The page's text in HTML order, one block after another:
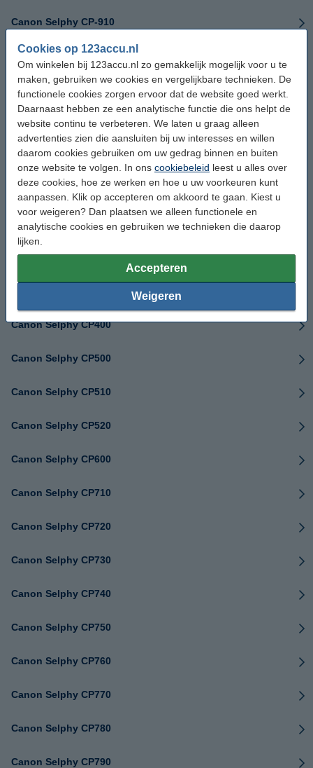
Cookies op 123accu.nl
Om winkelen bij 123accu.nl zo gemakkelijk mogelijk voor u te
maken, gebruiken we cookies en vergelijkbare technieken. De
functionele cookies zorgen ervoor dat de website goed werkt.
Daarnaast hebben ze een analytische functie die ons helpt de
website continu te verbeteren. We laten u graag alleen
advertenties zien die aansluiten bij uw interesses en willen
daarom cookies gebruiken om uw gedrag binnen en buiten
onze website te volgen. In ons cookiebeleid leest u alles over
deze cookies, hoe ze werken en hoe u uw voorkeuren kunt
aanpassen. Klik op accepteren om akkoord te gaan. Kiest u
voor weigeren? Dan plaatsen we alleen functionele en
analytische cookies en gebruiken we technieken die daarop
lijken.
Accepteren
Weigeren
Canon Selphy CP-910
Canon Selphy CP-1000
Canon Selphy CP-1200
Canon Selphy CP-1300
Canon Selphy CP100
Canon Selphy CP200
Canon Selphy CP220
Canon Selphy CP300
Canon Selphy CP400
Canon Selphy CP500
Canon Selphy CP510
Canon Selphy CP520
Canon Selphy CP600
Canon Selphy CP710
Canon Selphy CP720
Canon Selphy CP730
Canon Selphy CP740
Canon Selphy CP750
Canon Selphy CP760
Canon Selphy CP770
Canon Selphy CP780
Canon Selphy CP790